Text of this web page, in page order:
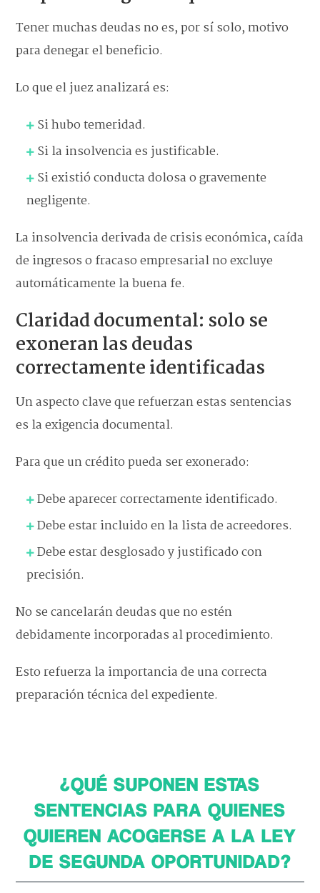
Tener muchas deudas no es, por sí solo, motivo
para denegar el beneficio.
Lo que el juez analizará es:
Si hubo temeridad.
Si la insolvencia es justificable.
Si existió conducta dolosa o gravemente
negligente.
La insolvencia derivada de crisis económica, caída
de ingresos o fracaso empresarial no excluye
automáticamente la buena fe.
Claridad documental: solo se
exoneran las deudas
correctamente identificadas
Un aspecto clave que refuerzan estas sentencias
es la exigencia documental.
Para que un crédito pueda ser exonerado:
Debe aparecer correctamente identificado.
Debe estar incluido en la lista de acreedores.
Debe estar desglosado y justificado con
precisión.
No se cancelarán deudas que no estén
debidamente incorporadas al procedimiento.
Esto refuerza la importancia de una correcta
preparación técnica del expediente.
¿QUÉ SUPONEN ESTAS
SENTENCIAS PARA QUIENES
QUIEREN ACOGERSE A LA LEY
DE SEGUNDA OPORTUNIDAD?